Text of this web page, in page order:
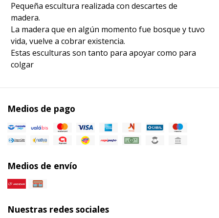
Pequeña escultura realizada con descartes de
madera.
La madera que en algún momento fue bosque y tuvo
vida, vuelve a cobrar existencia.
Estas esculturas son tanto para apoyar como para
colgar
Medios de pago
Medios de envío
Nuestras redes sociales